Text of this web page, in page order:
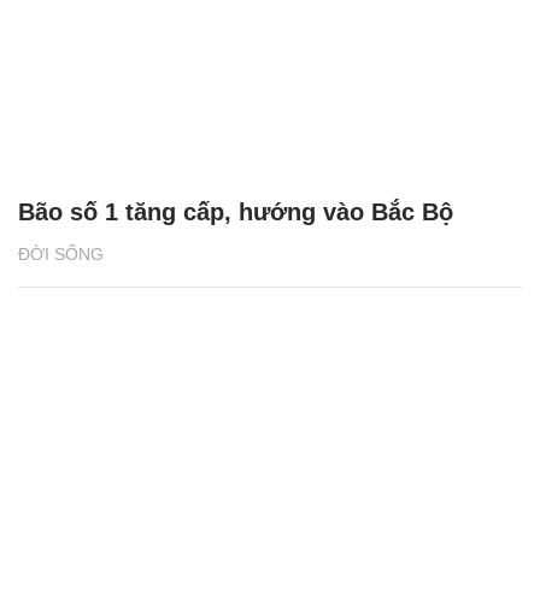
ĐỜI SỐNG
Bão số 1 tăng cấp, hướng vào Bắc Bộ